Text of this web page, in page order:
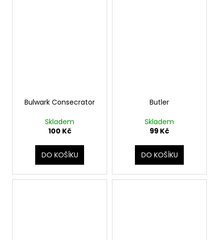
Bulwark Consecrator
Skladem
100 Kč
DO KOŠÍKU
Butler
Skladem
99 Kč
DO KOŠÍKU